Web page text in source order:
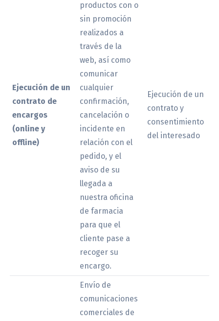
Ejecución de un
contrato de
encargos
(online y
offline)
productos con o
sin promoción
realizados a
través de la
web, así como
comunicar
cualquier
confirmación,
cancelación o
incidente en
relación con el
pedido, y el
aviso de su
llegada a
nuestra oficina
de farmacia
para que el
cliente pase a
recoger su
encargo.
Ejecución de un
contrato y
consentimiento
del interesado
Envío de
comunicaciones
comerciales de